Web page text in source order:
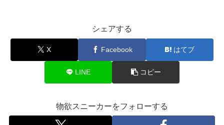
シェアする
X Facebook はてブ
LINE コピー
物欲スニーカーをフォローする